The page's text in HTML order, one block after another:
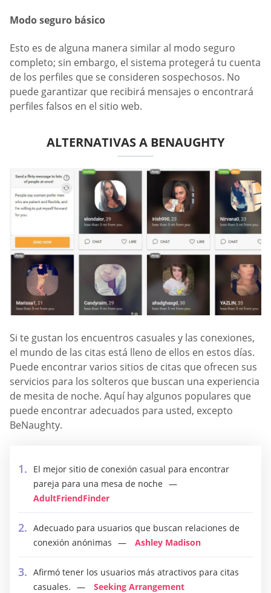
Modo seguro básico
Esto es de alguna manera similar al modo seguro
completo; sin embargo, el sistema protegerá tu cuenta
de los perfiles que se consideren sospechosos. No
puede garantizar que recibirá mensajes o encontrará
perfiles falsos en el sitio web.
ALTERNATIVAS A BENAUGHTY
Si te gustan los encuentros casuales y las conexiones,
el mundo de las citas está lleno de ellos en estos días.
Puede encontrar varios sitios de citas que ofrecen sus
servicios para los solteros que buscan una experiencia
de mesita de noche. Aquí hay algunos populares que
puede encontrar adecuados para usted, excepto
BeNaughty.
El mejor sitio de conexión casual para encontrar
pareja para una mesa de noche
AdultFriendFinder
Adecuado para usuarios que buscan relaciones de
conexión anónimas
Ashley Madison
Afirmó tener los usuarios más atractivos para citas
casuales.
Seeking Arrangement